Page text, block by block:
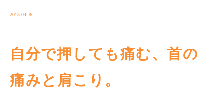
2015.04.06
自分で押しても痛む、首の
痛みと肩こり。